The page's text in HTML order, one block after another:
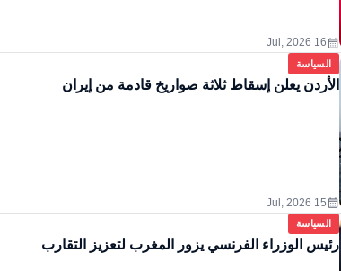
calendar_month
16 Jul, 2026
السياسة
الأردن يعلن إسقاط ثلاثة صواريخ قادمة من إيران
calendar_month
15 Jul, 2026
السياسة
رئيس الوزراء الفرنسي يزور المغرب لتعزيز التقارب